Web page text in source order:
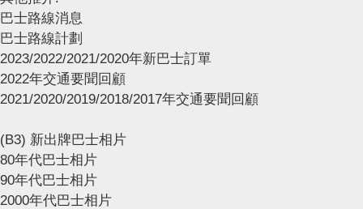
巴士路線消息
巴士路線計劃
2023/2022/2021/2020年新巴士訂單
2022年交通要聞回顧
2021/2020/2019/2018/2017年交通要聞回顧
(B3) 新出牌巴士相片
80年代巴士相片
90年代巴士相片
2000年代巴士相片